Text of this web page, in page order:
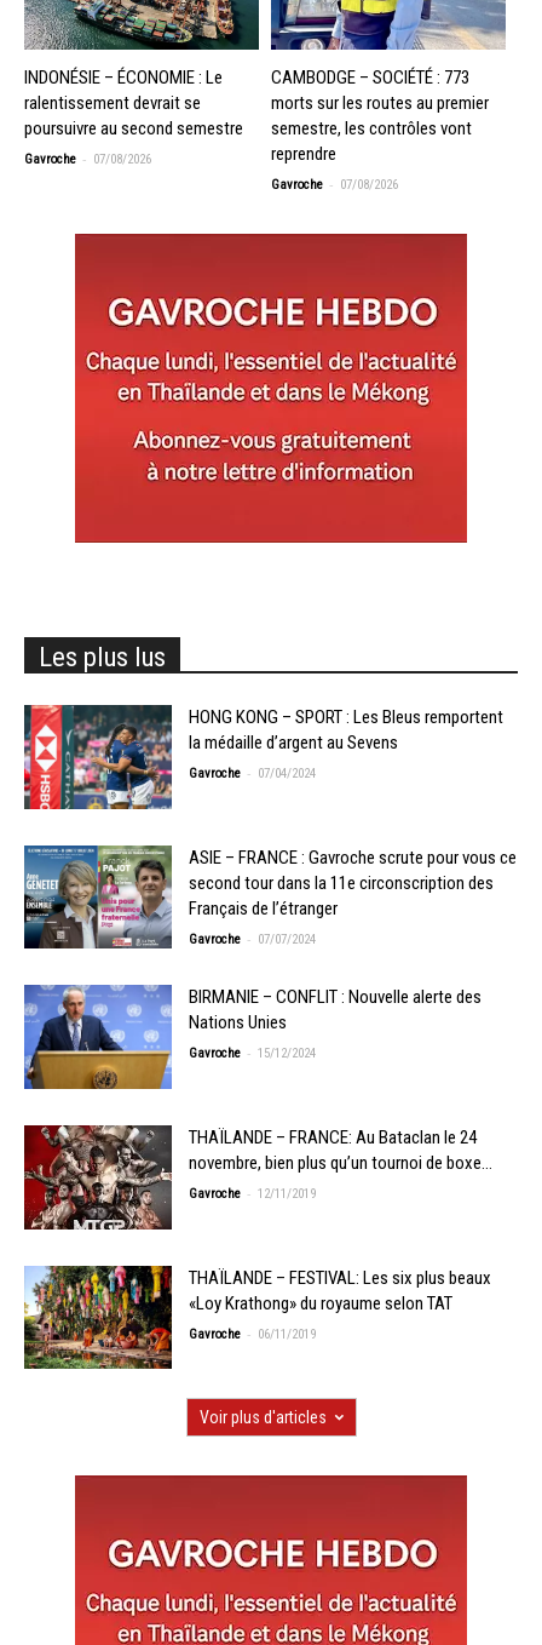
INDONÉSIE – ÉCONOMIE : Le
ralentissement devrait se
poursuivre au second semestre
Gavroche - 07/08/2026
CAMBODGE – SOCIÉTÉ : 773
morts sur les routes au premier
semestre, les contrôles vont
reprendre
Gavroche - 07/08/2026
Les plus lus
HONG KONG – SPORT : Les Bleus remportent
la médaille d’argent au Sevens
Gavroche - 07/04/2024
ASIE – FRANCE : Gavroche scrute pour vous ce
second tour dans la 11e circonscription des
Français de l’étranger
Gavroche - 07/07/2024
BIRMANIE – CONFLIT : Nouvelle alerte des
Nations Unies
Gavroche - 15/12/2024
THAÏLANDE – FRANCE: Au Bataclan le 24
novembre, bien plus qu’un tournoi de boxe…
Gavroche - 12/11/2019
THAÏLANDE – FESTIVAL: Les six plus beaux
«Loy Krathong» du royaume selon TAT
Gavroche - 06/11/2019
Voir plus d'articles